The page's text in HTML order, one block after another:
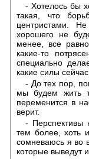
- Хотелось бы
такая, что
центристами.
хорошего не
менее, все
какие-то
специально
какие силы
- До тех пор,
мы будем жить
переменится в
верит.
- Перспективы
тем более, хоть
сомневаюсь я во
которые выведут